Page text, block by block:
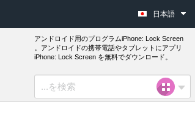
日本語
アンドロイド用のプログラムiPhone: Lock Screen
。アンドロイドの携帯電話やタブレットにアプリ
iPhone: Lock Screen を無料でダウンロード。